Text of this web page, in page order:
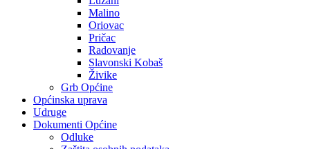
Malino
Oriovac
Pričac
Radovanje
Slavonski Kobaš
Živike
Grb Općine
Općinska uprava
Udruge
Dokumenti Općine
Odluke